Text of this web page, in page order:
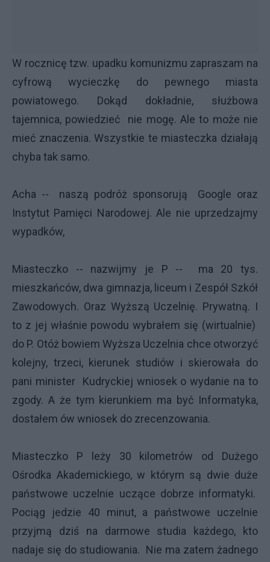
W rocznicę tzw. upadku komunizmu zapraszam na
cyfrową wycieczkę do pewnego miasta
powiatowego. Dokąd dokładnie, służbowa
tajemnica, powiedzieć nie mogę. Ale to może nie
mieć znaczenia. Wszystkie te miasteczka działają
chyba tak samo.
Acha -- naszą podróż sponsorują Google oraz
Instytut Pamięci Narodowej. Ale nie uprzedzajmy
wypadków,
Miasteczko -- nazwijmy je P -- ma 20 tys.
mieszkańców, dwa gimnazja, liceum i Zespół Szkół
Zawodowych. Oraz Wyższą Uczelnię. Prywatną. I
to z jej właśnie powodu wybrałem się (wirtualnie)
do P. Otóż bowiem Wyższa Uczelnia chce otworzyć
kolejny, trzeci, kierunek studiów i skierowała do
pani minister Kudryckiej wniosek o wydanie na to
zgody. A że tym kierunkiem ma być Informatyka,
dostałem ów wniosek do zrecenzowania.
Miasteczko P leży 30 kilometrów od Dużego
Ośrodka Akademickiego, w którym są dwie duże
państwowe uczelnie uczące dobrze informatyki.
Pociąg jedzie 40 minut, a państwowe uczelnie
przyjmą dziś na darmowe studia każdego, kto
nadaje się do studiowania. Nie ma zatem żadnego